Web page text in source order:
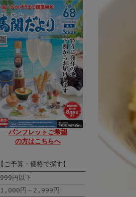
パンフレット ご希望
の方はこちらへ
【ご予算・価格で探す】
999円以下
1,000円～2,999円